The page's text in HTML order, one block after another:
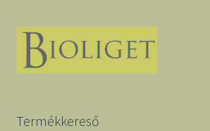
Termékkereső